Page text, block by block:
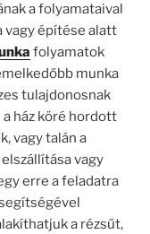
a folyamataival
vagy építése alatt
folyamatok
munka
tulajdonosnak
ház köré hordott
vagy talán a
vagy
erre a feladatra
a rézsűt,